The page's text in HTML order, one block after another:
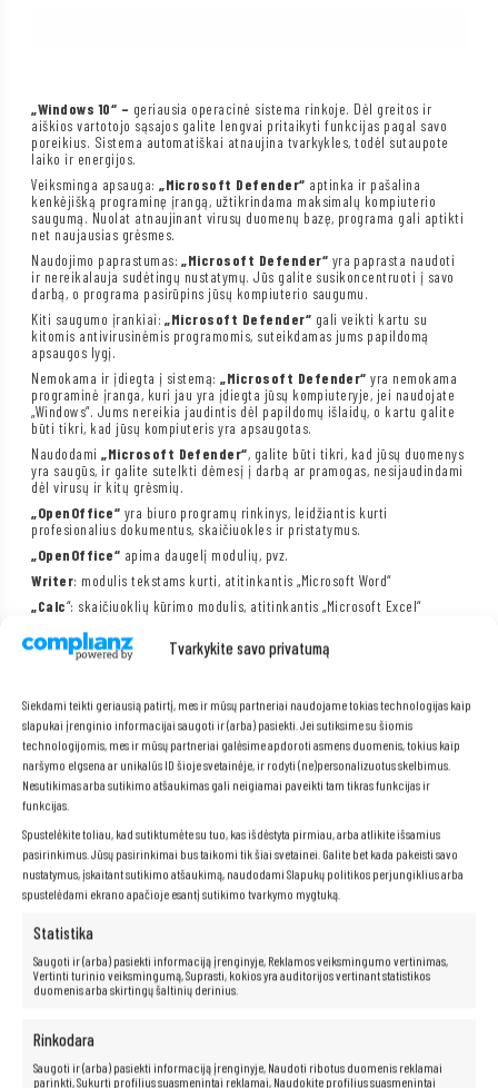
Tvarkykite savo privatumą
Siekdami teikti geriausią patirtį, mes ir mūsų partneriai naudojame tokias technologijas kaip
slapukai įrenginio informacijai saugoti ir (arba) pasiekti. Jei sutiksime su šiomis
technologijomis, mes ir mūsų partneriai galėsime apdoroti asmens duomenis, tokius kaip
naršymo elgsena ar unikalūs ID šioje svetainėje, ir rodyti (ne)personalizuotus skelbimus.
Nesutikimas arba sutikimo atšaukimas gali neigiamai paveikti tam tikras funkcijas ir
funkcijas.
Spustelėkite toliau, kad sutiktumėte su tuo, kas išdėstyta pirmiau, arba atlikite išsamius
pasirinkimus. Jūsų pasirinkimai bus taikomi tik šiai svetainei. Galite bet kada pakeisti savo
nustatymus, įskaitant sutikimo atšaukimą, naudodami Slapukų politikos perjungiklius arba
spustelėdami ekrano apačioje esantį sutikimo tvarkymo mygtuką.
Statistika
Saugoti ir (arba) pasiekti informaciją įrenginyje, Reklamos veiksmingumo vertinimas,
Vertinti turinio veiksmingumą, Suprasti, kokios yra auditorijos vertinant statistikos
duomenis arba skirtingų šaltinių derinius.
Rinkodara
Saugoti ir (arba) pasiekti informaciją įrenginyje, Naudoti ribotus duomenis reklamai
parinkti, Sukurti profilius suasmenintai reklamai, Naudokite profilius suasmenintai
„Windows 10“ – geriausia operacinė sistema rinkoje. Dėl greitos ir
aiškios vartotojo sąsajos galite lengvai pritaikyti funkcijas pagal savo
poreikius. Sistema automatiškai atnaujina tvarkykles, todėl sutaupote
laiko ir energijos.
Veiksminga apsauga:„Microsoft Defender“ aptinka ir pašalina
kenkėjišką programinę įrangą, užtikrindama maksimalų kompiuterio
saugumą. Nuolat atnaujinant virusų duomenų bazę, programa gali aptikti
net naujausias grėsmes.
Naudojimo paprastumas:„Microsoft Defender“ yra paprasta naudoti
ir nereikalauja sudėtingų nustatymų. Jūs galite susikoncentruoti į savo
darbą, o programa pasirūpins jūsų kompiuterio saugumu.
Kiti saugumo įrankiai:„Microsoft Defender“ gali veikti kartu su
kitomis antivirusinėmis programomis, suteikdamas jums papildomą
apsaugos lygį.
Nemokama ir įdiegta į sistemą:„Microsoft Defender“ yra nemokama
programinė įranga, kuri jau yra įdiegta jūsų kompiuteryje, jei naudojate
„Windows“. Jums nereikia jaudintis dėl papildomų išlaidų, o kartu galite
būti tikri, kad jūsų kompiuteris yra apsaugotas.
Naudodami„Microsoft Defender“, galite būti tikri, kad jūsų duomenys
yra saugūs, ir galite sutelkti dėmesį į darbą ar pramogas, nesijaudindami
dėl virusų ir kitų grėsmių.
„OpenOffice“ yra biuro programų rinkinys, leidžiantis kurti
profesionalius dokumentus, skaičiuokles ir pristatymus.
„OpenOffice“ apima daugelį modulių, pvz.
Writer: modulis tekstams kurti, atitinkantis „Microsoft Word“
„Calc“: skaičiuoklių kūrimo modulis, atitinkantis „Microsoft Excel“
„Impress
PowerPoint“
Base: modulis, skirtas duomenų bazėms kurti ir valdyti.
OpenOfficesiūlo daug privalumų, pavyzdžiui:
OpenOfficeyra visiškai suderinamas su kitomis biuro programų
paketais, įskaitant Microsoft Office, o tai reiškia, kad jūs neturėsite jokių
problemų atidarydami ir redaguodami dokumentus, sukurtus kitose
programose.
OpenOffice sąsajayra intuityvi ir lengva naudoti, todėl galite sutelkti
dėmesį į dokumentų kūrimą, o ne į sudėtingos programinės įrangos
naudojimo mokymąsi.